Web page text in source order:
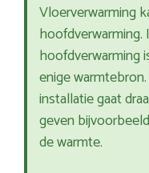
Vloerverwarming
hoofdverwarming.
hoofdverwarming
enige
installatie gaat
geven
de warmte.